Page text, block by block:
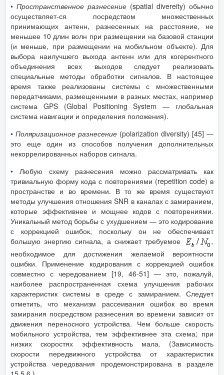
• Пространственное разнесение (spatial divereity) обычно
осуществляет-ся посредством множественных
принимающих антенн, разнесенных на расстояние, не
меньшее 10 длин волн при размещении на базовой станции
(и меньше, при размещении на мобильном объекте). Для
выбора наилучшего выхода антенн или для когерентного
объединения всех выходов следует реализовать
специальные методы обработки сигналов. В настоящее
время также реализованы системы с множественными
передатчиками, размещенными в разных местах, например
система GPS (Global Positioning System — глобальная
система навигации и определения положения).
• Поляризационное разнесение (polarization diversity) [45] —
это еще один из способов получения дополнительных
некоррелированных наборов сигнала.
• Любую схему разнесения можно рассматривать как
тривиальную форму кода с повторениями (repetition code) в
пространстве и во времени. В то же время существуют
методы улучшения отношения SNR в каналах с замиранием,
которые эффективнее и мощнее кодов с повторениями.
Уникальный метод борьбы с ухудшением — это кодирование
с коррекцией ошибок, поскольку он не обеспечивает
большую энергию сигнала, а снижает требуемое
,
необходимое для достижения желаемой вероятности
ошибки. Применение кодирования с коррекцией ошибок
совместно с чередованием [19, 46-51] — это, пожалуй,
наиболее распространенная схема улучшения рабочих
характеристик системы в среде с замиранием. Следует
отметить, что механизм рассеивания ошибок во время
замирания посредством разнесения во времени зависит от
движения переносного устройства. Чем больше скорость
мобильного устройства, тем эффективнее эта схема; при
низких скоростях эффективность мала. (Зависимость
скорости передвижного устройства от характеристик
устройства чередования продемонстрирована в разделе